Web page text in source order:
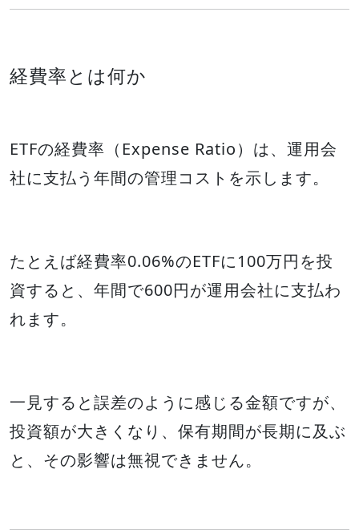
経費率とは何か
ETFの経費率（Expense Ratio）は、運用会
社に支払う年間の管理コストを示します。
たとえば経費率0.06%のETFに100万円を投
資すると、年間で600円が運用会社に支払わ
れます。
一見すると誤差のように感じる金額ですが、
投資額が大きくなり、保有期間が長期に及ぶ
と、その影響は無視できません。